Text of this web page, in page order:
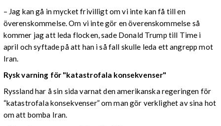
– Jag kan gå in mycket frivilligt om vi inte kan få till en
överenskommelse. Om vi inte gör en överenskommelse så
kommer jag att leda flocken, sade Donald Trump till Time i
april och syftade på att han i så fall skulle leda ett angrepp mot
Iran.
Rysk varning för "katastrofala konsekvenser"
Ryssland har å sin sida varnat den amerikanska regeringen för
“katastrofala konsekvenser” om man gör verklighet av sina hot
om att bomba Iran.